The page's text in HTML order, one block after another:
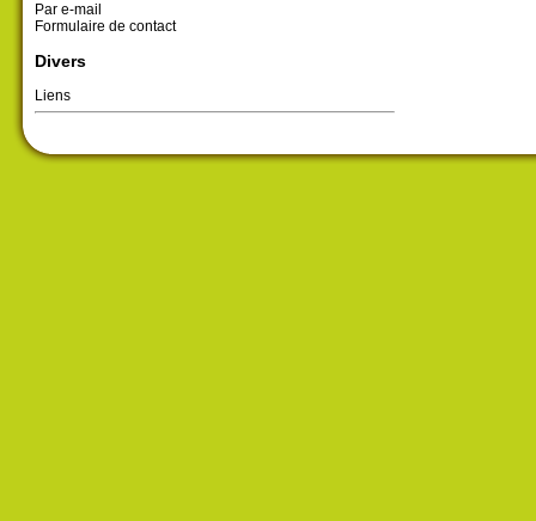
Par e-mail
Formulaire de contact
Divers
Liens